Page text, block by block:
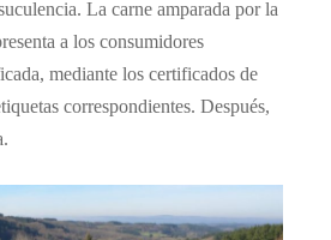
La carne amparada por la
a los consumidores
mediante los certificados de
correspondientes. Después,